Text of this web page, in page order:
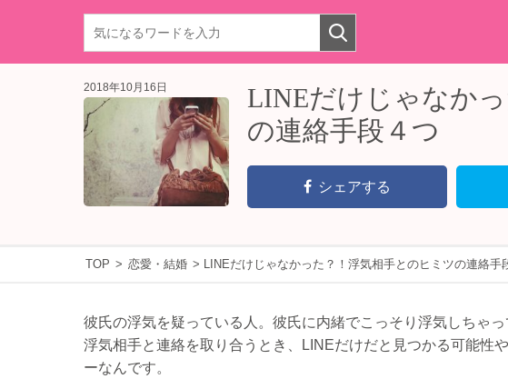
2018年10月16日
LINEだけじゃなか
の連絡手段４つ
シェアする
TOP > 恋愛・結婚 > LINEだけじゃなかった？！浮気相手とのヒミツの連絡手
彼氏の浮気を疑っている人。彼氏に内緒でこっそり浮気しちゃっ
浮気相手と連絡を取り合うとき、LINEだけだと見つかる可能性
ーなんです。